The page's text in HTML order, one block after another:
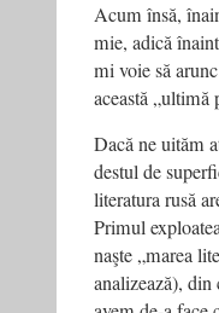
Acum însă,
mie, adică
mi voie să
această
Dacă ne uităm
destul de
literatura rusă
Primul
naşte „marea
analizează), din